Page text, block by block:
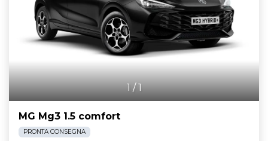
1/1
MG Mg3 1.5 comfort
PRONTA CONSEGNA